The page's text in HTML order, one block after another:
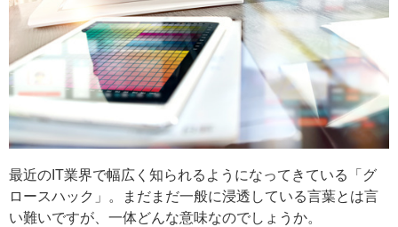
最近のIT業界で幅広く知られるようになってきている「グ
ロースハック」。まだまだ一般に浸透している言葉とは言
い難いですが、一体どんな意味なのでしょうか。